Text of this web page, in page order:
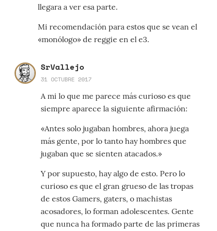
llegara a ver esa parte.
Mi recomendación para estos que se vean el
«monólogo» de reggie en el e3.
SrVallejo
31 OCTUBRE 2017
A mi lo que me parece más curioso es que
siempre aparece la siguiente afirmación:
«Antes solo jugaban hombres, ahora juega
más gente, por lo tanto hay hombres que
jugaban que se sienten atacados.»
Y por supuesto, hay algo de esto. Pero lo
curioso es que el gran grueso de las tropas
de estos Gamers, gaters, o machistas
acosadores, lo forman adolescentes. Gente
que nunca ha formado parte de las primeras